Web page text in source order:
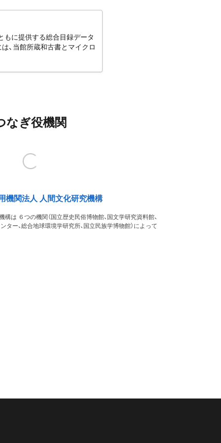
もに提供する総合目録データ
、当館所蔵和古書とマイクロ
なぎ役機関
機関法人 人間文化研究機構
は ６つの機関（国立歴史民俗博物館、国文学研究資料館、
ター、総合地球環境学研究所、国立民族学博物館）によって